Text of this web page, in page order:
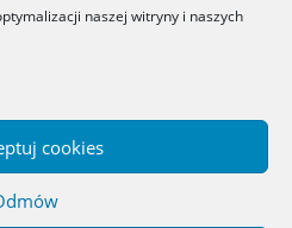
naszej witryny i naszych
cookies
dla dzieci i młodzieży –